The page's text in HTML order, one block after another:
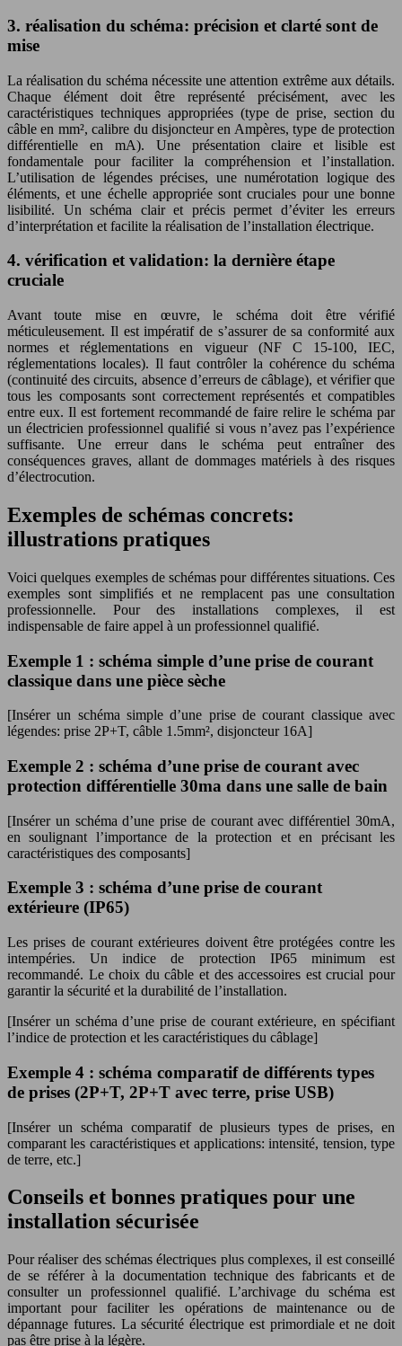
3. réalisation du schéma: précision et clarté sont de
mise
La réalisation du schéma nécessite une attention extrême aux détails.
Chaque élément doit être représenté précisément, avec les
caractéristiques techniques appropriées (type de prise, section du
câble en mm², calibre du disjoncteur en Ampères, type de protection
différentielle en mA). Une présentation claire et lisible est
fondamentale pour faciliter la compréhension et l’installation.
L’utilisation de légendes précises, une numérotation logique des
éléments, et une échelle appropriée sont cruciales pour une bonne
lisibilité. Un schéma clair et précis permet d’éviter les erreurs
d’interprétation et facilite la réalisation de l’installation électrique.
4. vérification et validation: la dernière étape
cruciale
Avant toute mise en œuvre, le schéma doit être vérifié
méticuleusement. Il est impératif de s’assurer de sa conformité aux
normes et réglementations en vigueur (NF C 15-100, IEC,
réglementations locales). Il faut contrôler la cohérence du schéma
(continuité des circuits, absence d’erreurs de câblage), et vérifier que
tous les composants sont correctement représentés et compatibles
entre eux. Il est fortement recommandé de faire relire le schéma par
un électricien professionnel qualifié si vous n’avez pas l’expérience
suffisante. Une erreur dans le schéma peut entraîner des
conséquences graves, allant de dommages matériels à des risques
d’électrocution.
Exemples de schémas concrets:
illustrations pratiques
Voici quelques exemples de schémas pour différentes situations. Ces
exemples sont simplifiés et ne remplacent pas une consultation
professionnelle. Pour des installations complexes, il est
indispensable de faire appel à un professionnel qualifié.
Exemple 1 : schéma simple d’une prise de courant
classique dans une pièce sèche
[Insérer un schéma simple d’une prise de courant classique avec
légendes: prise 2P+T, câble 1.5mm², disjoncteur 16A]
Exemple 2 : schéma d’une prise de courant avec
protection différentielle 30ma dans une salle de bain
[Insérer un schéma d’une prise de courant avec différentiel 30mA,
en soulignant l’importance de la protection et en précisant les
caractéristiques des composants]
Exemple 3 : schéma d’une prise de courant
extérieure (IP65)
Les prises de courant extérieures doivent être protégées contre les
intempéries. Un indice de protection IP65 minimum est
recommandé. Le choix du câble et des accessoires est crucial pour
garantir la sécurité et la durabilité de l’installation.
[Insérer un schéma d’une prise de courant extérieure, en spécifiant
l’indice de protection et les caractéristiques du câblage]
Exemple 4 : schéma comparatif de différents types
de prises (2P+T, 2P+T avec terre, prise USB)
[Insérer un schéma comparatif de plusieurs types de prises, en
comparant les caractéristiques et applications: intensité, tension, type
de terre, etc.]
Conseils et bonnes pratiques pour une
installation sécurisée
Pour réaliser des schémas électriques plus complexes, il est conseillé
de se référer à la documentation technique des fabricants et de
consulter un professionnel qualifié. L’archivage du schéma est
important pour faciliter les opérations de maintenance ou de
dépannage futures. La sécurité électrique est primordiale et ne doit
pas être prise à la légère.